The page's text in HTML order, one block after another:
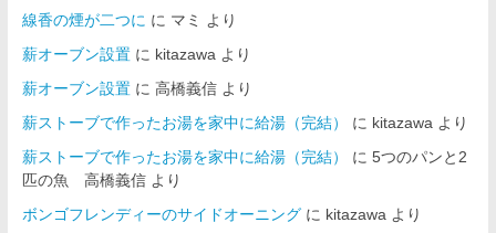
線香の煙が二つに に マミ
より
薪オーブン設置に kitazawa より
薪オーブン設置に 高橋義信より
薪ストーブで作ったお湯を家中に給湯（完結）
に kitazawa より
薪ストーブで作ったお湯を家中に給湯（完結）
に 5つのパンと2
匹の魚 高橋義信より
ボンゴフレンディーのサイドオーニングに kitazawa より